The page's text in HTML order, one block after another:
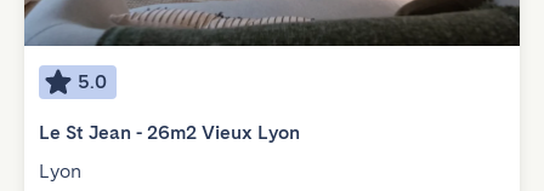
5.0
Le St Jean - 26m2 Vieux Lyon
Lyon